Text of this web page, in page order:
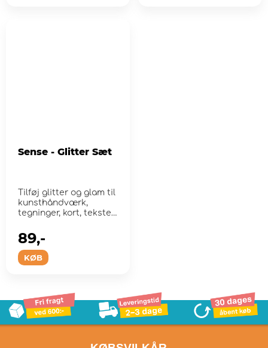
Sense - Glitter Sæt
Tilføj glitter og glam til
kunsthåndværk,
tegninger, kort, tekster,
KØB
89,-